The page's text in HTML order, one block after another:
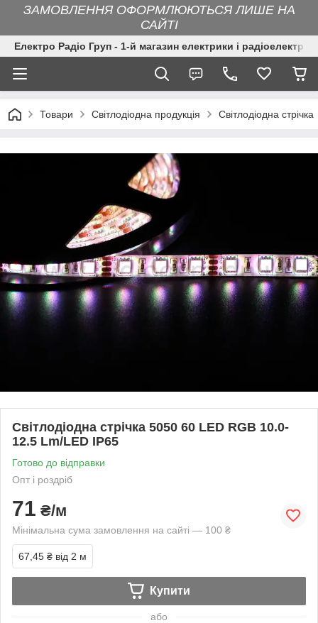
ЗАМОВЛЕННЯ ОФОРМЛЮЮТЬСЯ ЛИШЕ НА
САЙТІ
Електро Радіо Груп - 1-й магазин електрики і
Товари Світлодіодна продукція Світлодіодна стрічка
Світлодіодна стрічка 5050 60 LED RGB 10.0-
12.5 Lm/LED IP65
Готово до відправки
Опт і роздріб
71 ₴/м
Мінімальна сума замовлення на сайті — 100 ₴
67,45 ₴ від 2 м
Купити
або